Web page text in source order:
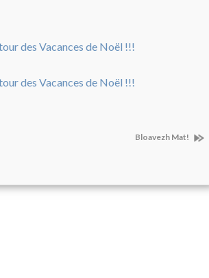
Bloavezh Mat!